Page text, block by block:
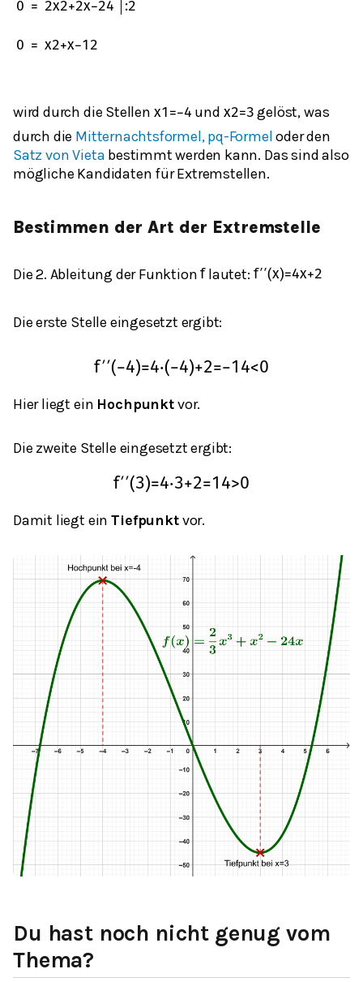
0 = 2x2+2x−24 :2
0 = x2+x−12
wird durch die Stellen x1 =−4 und x2=3 gelöst, was
durch die Mitternachtsformel, pq-Formeloder den
Satz von Vieta bestimmt werden kann. Das sind also
mögliche Kandidaten für Extremstellen.
Bestimmen der Art der Extremstelle
Die 2. Ableitung der Funktionflautet: f′′(x)=4x+2
Die erste Stelle eingesetzt ergibt:
f′′(−4)=4⋅(−4)+2=−14<0
Hier liegt ein Hochpunktvor.
Die zweite Stelle eingesetzt ergibt:
f′′(3)=4⋅3+2=14>0
Damit liegt ein Tiefpunktvor.
Du hast noch nicht genug vom
Thema?